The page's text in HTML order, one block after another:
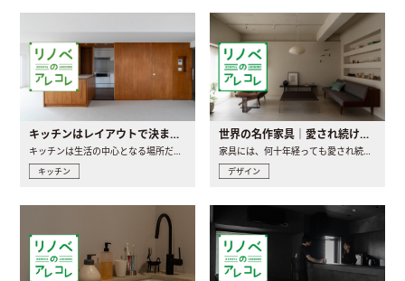
キッチンはレイアウトで決まる。後悔しないための考え方と選び方
キッチン
世界の名作家具｜愛され続ける理由と一生モノとの出会い方
デザイン